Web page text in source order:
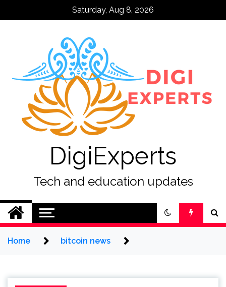
Saturday, Aug 8, 2026
DigiExperts
Tech and education updates
Home bitcoin news